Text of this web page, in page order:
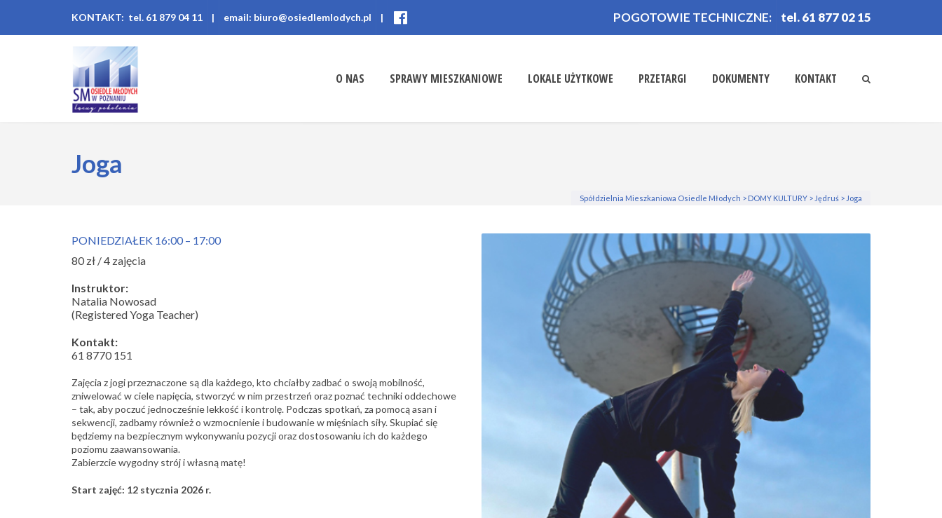
KONTAKT: tel. 61 879 04 11 | email: biuro@osiedlemlodych.pl | POGOTOWIE TECHNICZNE: tel. 61 877 02 15
O NAS SPRAWY MIESZKANIOWE LOKALE UŻYTKOWE PRZETARGI DOKUMENTY KONTAKT
Joga
Spółdzielnia Mieszkaniowa Osiedle Młodych > DOMY KULTURY > Jędruś > Joga
PONIEDZIAŁEK 16:00 – 17:00
80 zł / 4 zajęcia
Instruktor:
Natalia Nowosad
(Registered Yoga Teacher)
Kontakt:
61 8770 151
Zajęcia z jogi przeznaczone są dla każdego, kto chciałby zadbać o swoją mobilność,
zniwelować w ciele napięcia, stworzyć w nim przestrzeń oraz poznać techniki oddechowe
– tak, aby poczuć jednocześnie lekkość i kontrolę. Podczas spotkań, za pomocą asan i
sekwencji, zadbamy również o wzmocnienie i budowanie w mięśniach siły. Skupiać się
będziemy na bezpiecznym wykonywaniu pozycji oraz dostosowaniu ich do każdego
poziomu zaawansowania.
Zabierzcie wygodny strój i własną matę!
Start zajęć: 12 stycznia 2026 r.